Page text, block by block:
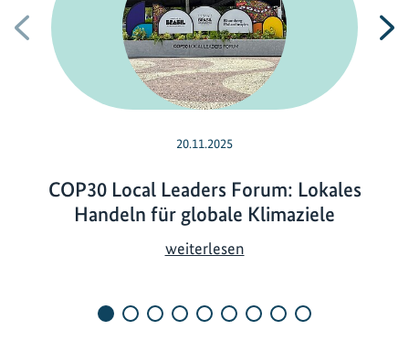
Vorherige
20.11.2025
COP30 Local Leaders Forum: Lokales
Handeln für globale Klimaziele
weiterlesenC
3